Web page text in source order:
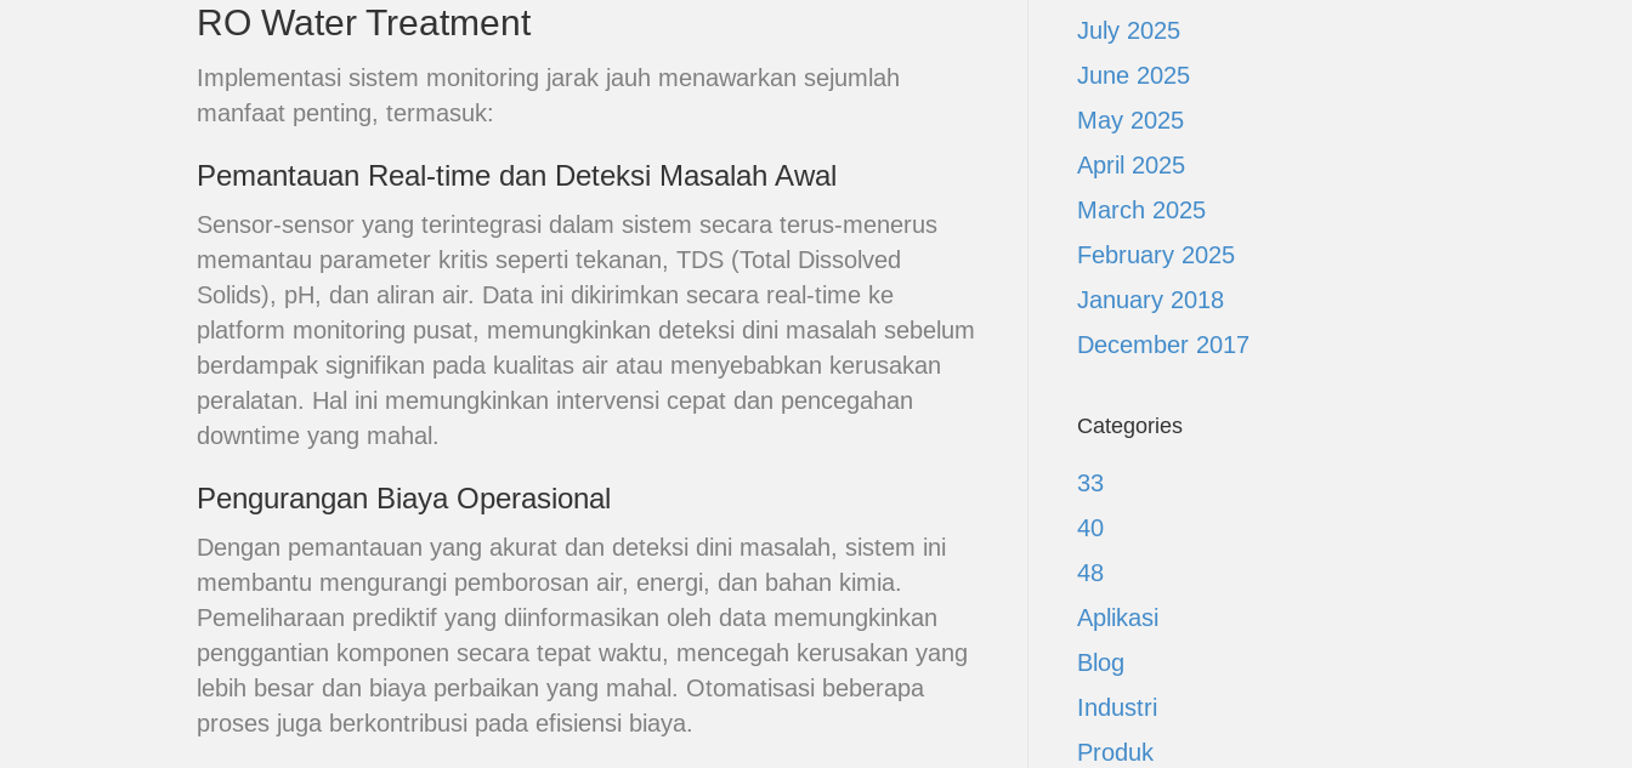
RO Water Treatment
Implementasi sistem monitoring jarak jauh menawarkan sejumlah
manfaat penting, termasuk:
Pemantauan Real-time dan Deteksi Masalah Awal
Sensor-sensor yang terintegrasi dalam sistem secara terus-menerus
memantau parameter kritis seperti tekanan, TDS (Total Dissolved
Solids), pH, dan aliran air. Data ini dikirimkan secara real-time ke
platform monitoring pusat, memungkinkan deteksi dini masalah sebelum
berdampak signifikan pada kualitas air atau menyebabkan kerusakan
peralatan. Hal ini memungkinkan intervensi cepat dan pencegahan
downtime yang mahal.
Pengurangan Biaya Operasional
Dengan pemantauan yang akurat dan deteksi dini masalah, sistem ini
membantu mengurangi pemborosan air, energi, dan bahan kimia.
Pemeliharaan prediktif yang diinformasikan oleh data memungkinkan
penggantian komponen secara tepat waktu, mencegah kerusakan yang
lebih besar dan biaya perbaikan yang mahal. Otomatisasi beberapa
proses juga berkontribusi pada efisiensi biaya.
July 2025
June 2025
May 2025
April 2025
March 2025
February 2025
January 2018
December 2017
Categories
33
40
48
Aplikasi
Blog
Industri
Produk